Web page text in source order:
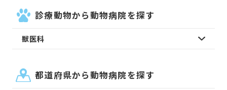
診療動物から動物病院を探す
獣医科
都道府県から動物病院を探す